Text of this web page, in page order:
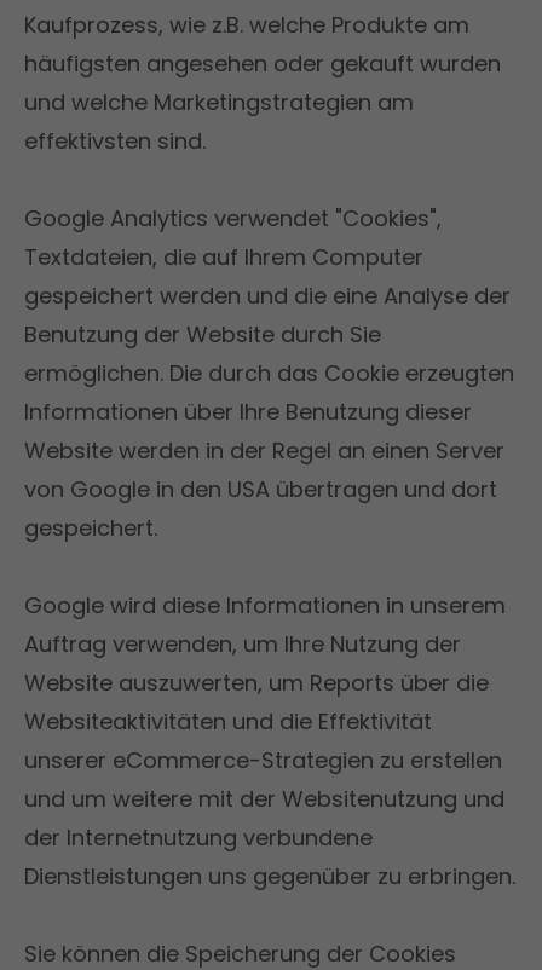
Kaufprozess, wie z.B. welche Produkte am
häufigsten angesehen oder gekauft wurden
und welche Marketingstrategien am
effektivsten sind.
Google Analytics verwendet "Cookies",
Textdateien, die auf Ihrem Computer
gespeichert werden und die eine Analyse der
Benutzung der Website durch Sie
ermöglichen. Die durch das Cookie erzeugten
Informationen über Ihre Benutzung dieser
Website werden in der Regel an einen Server
von Google in den USA übertragen und dort
gespeichert.
Google wird diese Informationen in unserem
Auftrag verwenden, um Ihre Nutzung der
Website auszuwerten, um Reports über die
Websiteaktivitäten und die Effektivität
unserer eCommerce-Strategien zu erstellen
und um weitere mit der Websitenutzung und
der Internetnutzung verbundene
Dienstleistungen uns gegenüber zu erbringen.
Sie können die Speicherung der Cookies